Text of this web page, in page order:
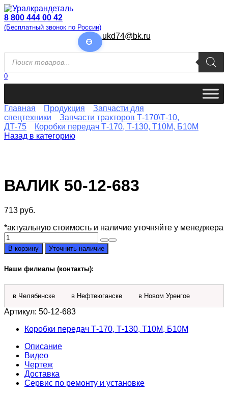
Перейти
к
содержанию
8 800 444 00 42
(Бесплатный звонок по России)
ukd74@bk.ru
Поиск
товаров
0
Главная Продукция
Запчасти для
спецтехники
Запчасти тракторов Т-170\Т-10,
ДТ-75
Коробки передач Т-170, Т-130, Т10М, Б10М
Назад в категорию
ВАЛИК 50-12-683
713 руб.
*актуальную стоимость и наличие уточняйте у менеджера
Количество
товара
Валик
50-
12-
683
В корзину Уточнить наличие
Наши филиалы (контакты):
в Челябинске в Нефтеюганске в Новом Уренгое
Артикул: 50-12-683
Коробки передач Т-170, Т-130, Т10М, Б10М
Описание
Видео
Чертеж
Доставка
Сервис по ремонту и установке